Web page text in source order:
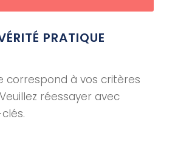
PRATIQUE
correspond à vos critères
réessayer avec